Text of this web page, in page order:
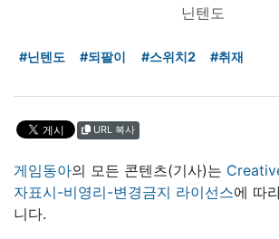
닌텐도
#닌텐도 #되팔이 #스위치2 #취재
URL 복사
게임동아의 모든 콘텐츠(기사)는
자표시-비영리-변경금지 라이선스에 따
니다.